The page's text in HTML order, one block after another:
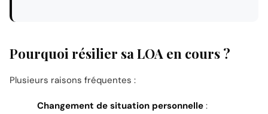
Pourquoi résilier sa LOA en cours ?
Plusieurs raisons fréquentes :
Changement de situation personnelle :